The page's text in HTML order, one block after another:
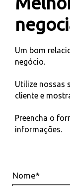
Um bom
negócio.
Utilize nossas
cliente e
Preencha o
informações.
Nome*